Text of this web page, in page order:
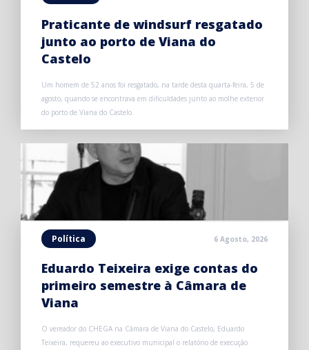
Praticante de windsurf resgatado
junto ao porto de Viana do
Castelo
Um homem de 52 anos foi resgatado, na tarde desta quarta-feira, 5 de
agosto, quando se encontrava em dificuldades junto ao molhe exterior
do porto de Viana do Castelo.
Política 6 Agosto, 2026
Eduardo Teixeira exige contas do
primeiro semestre à Câmara de
Viana
O vereador do CHEGA na Câmara de Viana do Castelo, Eduardo
Teixeira, requereu ao executivo municipal o relatório de execução